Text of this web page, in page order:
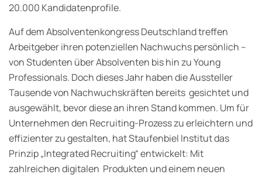
20.000 Kandidatenprofile.
Auf dem Absolventenkongress Deutschland treffen
Arbeitgeber ihren potenziellen Nachwuchs persönlich –
von Studenten über Absolventen bis hin zu Young
Professionals. Doch dieses Jahr haben die Aussteller
Tausende von Nachwuchskräften bereits gesichtet und
ausgewählt, bevor diese an ihren Stand kommen. Um für
Unternehmen den Recruiting-Prozess zu erleichtern und
effizienter zu gestalten, hat Staufenbiel Institut das
Prinzip „Integrated Recruiting“ entwickelt: Mit
zahlreichen digitalen Produkten und einem neuen